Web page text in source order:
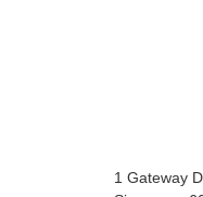
1 Gateway